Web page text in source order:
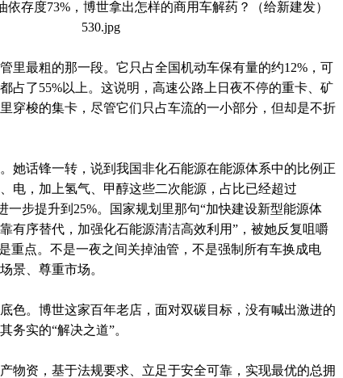
里最粗的那一段。它只占全国机动车保有量的约12%，可
占了55%以上。这说明，高速公路上日夜不停的重卡、矿
穿梭的集卡，尽管它们只占车流的一小部分，但却是不折
她话锋一转，说到我国非化石能源在能源体系中的比例正
电，加上氢气、甲醇这些二次能源，占比已经超过
一步提升到25%。国家规划里那句“加快建设新型能源体
有序替代，加强化石能源清洁高效利用”，被她反复咀嚼
点。不是一夜之间关掉油管，不是强制所有车换成电
景、尊重市场。
色。博世这家百年老店，面对双碳目标，没有喊出激进的
务实的“解决之道”。
物资，基于法规要求、立足于安全可靠，实现最优的总拥